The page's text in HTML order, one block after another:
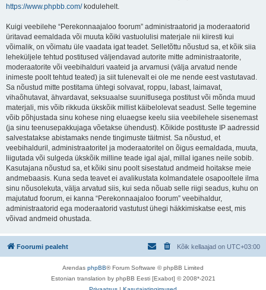
https://www.phpbb.com/kodulehelt.
Kuigi veebilehe “Perekonnaajaloo foorum” administraatorid ja moderaatorid
üritavad eemaldada või muuta kõiki vastuolulisi materjale nii kiiresti kui
võimalik, on võimatu üle vaadata igat teadet. Selletõttu nõustud sa, et kõik siia
leheküljele tehtud postitused väljendavad autorite mitte administraatorite,
moderaatorite või veebihalduri vaateid ja arvamusi (välja arvatud nende
inimeste poolt tehtud teated) ja siit tulenevalt ei ole me nende eest vastutavad.
Sa nõustud mitte postitama ühtegi solvavat, roppu, labast, laimavat,
vihaõhutavat, ähvardavat, seksuaalse suunitlusega postitust või mõnda muud
materjali, mis võib rikkuda ükskõik millist käibelolevat seadust. Selle tegemine
võib põhjustada sinu kohese ning eluaegse keelu siia veebilehele sisenemast
(ja sinu teenusepakkujaga võetakse ühendust). Kõikide postituste IP aadressid
salvestatakse abistamaks nende tingimuste täitmist. Sa nõustud, et
veebihalduril, administraatoritel ja moderaatoritel on õigus eemaldada, muuta,
liigutada või sulgeda ükskõik milline teade igal ajal, millal iganes neile sobib.
Kasutajana nõustud sa, et kõiki sinu poolt sisestatud andmeid hoitakse meie
andmebaasis. Kuna seda teavet ei avalikustata kolmandatele osapooltele ilma
sinu nõusolekuta, välja arvatud siis, kui seda nõuab selle riigi seadus, kuhu on
majutatud foorum, ei kanna “Perekonnaajaloo foorum” veebihaldur,
administraatorid ega moderaatorid vastutust ühegi häkkimiskatse eest, mis
võivad andmeid ohustada.
Foorumi pealeht Kõik kellaajad on UTC+03:00
Arendas phpBB® Forum Software © phpBB Limited
Estonian translation by phpBB Eesti [Exabot] © 2008*-2021